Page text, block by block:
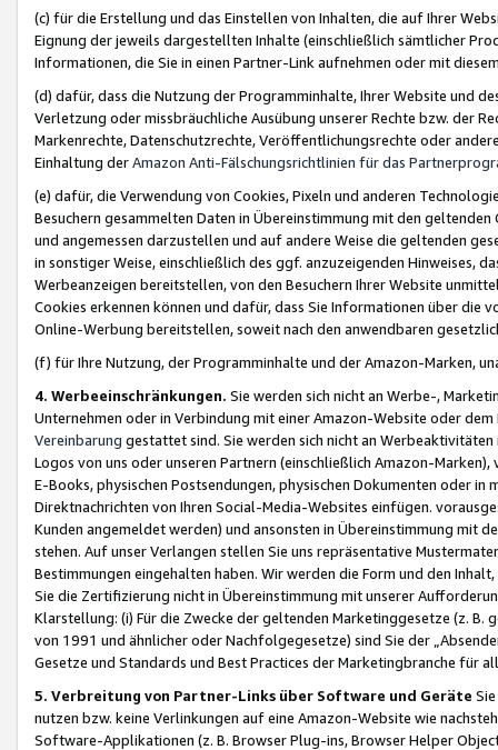
(c) für die Erstellung und das Einstellen von Inhalten, die auf Ihrer
Eignung der jeweils dargestellten Inhalte (einschließlich sämtlicher
Informationen, die Sie in einen Partner-Link aufnehmen oder mit
(d) dafür, dass die Nutzung der Programminhalte, Ihrer Website und
Verletzung oder missbräuchliche Ausübung unserer Rechte bzw. der
Markenrechte, Datenschutzrechte, Veröffentlichungsrechte oder
Einhaltung derAmazon Anti-Fälschungsrichtlinien für das
(e) dafür, die Verwendung von Cookies, Pixeln und anderen
Besuchern gesammelten Daten in Übereinstimmung mit den
und angemessen darzustellen und auf andere Weise die geltenden
in sonstiger Weise, einschließlich des ggf. anzuzeigenden Hinweises,
Werbeanzeigen bereitstellen, von den Besuchern Ihrer Website
Cookies erkennen können und dafür, dass Sie Informationen über die
Online-Werbung bereitstellen, soweit nach den anwendbaren
(f) für Ihre Nutzung, der Programminhalte und der Amazon-Marken,
4. Werbeeinschränkungen. Sie werden sich nicht an Werbe-,
Unternehmen oder in Verbindung mit einer Amazon-Website oder
Vereinbarung gestattet sind. Sie werden sich nicht an
Logos von uns oder unseren Partnern (einschließlich Amazon-
E-Books, physischen Postsendungen, physischen Dokumenten oder in
Direktnachrichten von Ihren Social-Media-Websites einfügen.
Kunden angemeldet werden) und ansonsten in Übereinstimmung mit
stehen. Auf unser Verlangen stellen Sie uns repräsentative
Bestimmungen eingehalten haben. Wir werden die Form und den
Sie die Zertifizierung nicht in Übereinstimmung mit unserer
Klarstellung: (i) Für die Zwecke der geltenden Marketinggesetze (z. B.
von 1991 und ähnlicher oder Nachfolgegesetze) sind Sie der
Gesetze und Standards und Best Practices der Marketingbranche für
5. Verbreitung von Partner-Links über Software und Geräte
nutzen bzw. keine Verlinkungen auf eine Amazon-Website wie
Software-Applikationen (z. B. Browser Plug-ins, Browser Helper